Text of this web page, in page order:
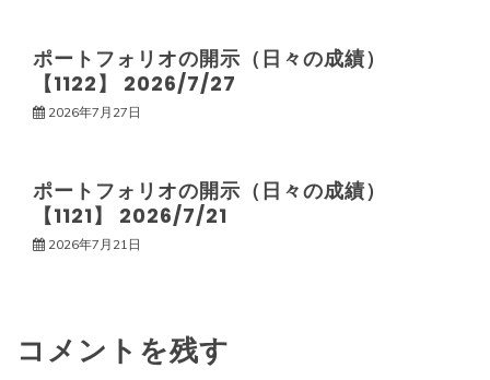
ン
ポートフォリオの開示（日々の成績）
【1122】 2026/7/27
2026年7月27日
ポートフォリオの開示（日々の成績）
【1121】 2026/7/21
2026年7月21日
コメントを残す